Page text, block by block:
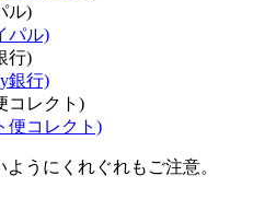
ル)
行)
コレクト)
うにくれぐれもご注意。